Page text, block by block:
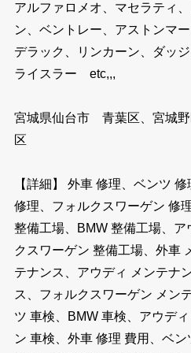
アルファロメオ、マセラティ
ン、ベントレー、アストンマ
デラック、リンカーン、ダッ
ライスラー etc,,,
宮城県仙台市 青葉区、宮城
区
【詳細】 外車 修理、ベンツ
修理、フォルクスワーゲン 修
整備工場、BMW 整備工場、
クスワーゲン 整備工場、外車
テナンス、アウディ メンテナ
ス、フォルクスワーゲン メン
ツ 車検、BMW 車検、アウデ
ン 車検、外車 修理 費用、ベ